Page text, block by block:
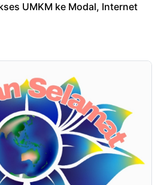
UMKM ke Modal, Internet